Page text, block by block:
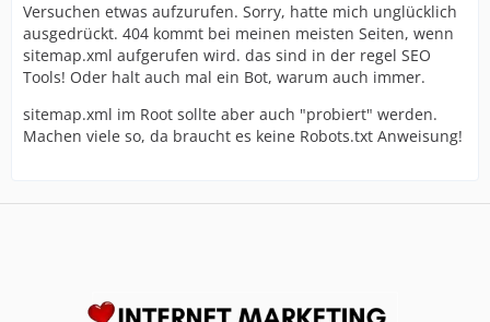
Versuchen etwas aufzurufen. Sorry, hatte mich unglücklich
ausgedrückt. 404 kommt bei meinen meisten Seiten, wenn
sitemap.xml aufgerufen wird. das sind in der regel SEO
Tools! Oder halt auch mal ein Bot, warum auch immer.
sitemap.xml im Root sollte aber auch "probiert" werden.
Machen viele so, da braucht es keine Robots.txt Anweisung!